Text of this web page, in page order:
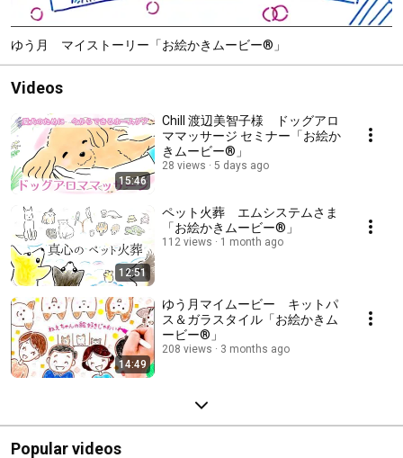
ゆう月 マイストーリー「お絵かきムービー®」
Videos
15:46
Chill 渡辺美智子様 ドッグアロ
ママッサージ セミナー「お絵か
きムービー®」
28 views 5 days ago
12:51
ペット火葬 エムシステムさま
「お絵かきムービー®」
112 views 1 month ago
14:49
ゆう月マイムービー キットパ
ス＆ガラスタイル「お絵かきム
ービー®」
208 views 3 months ago
Popular videos